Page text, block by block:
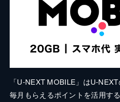
「U-NEXT MOBILE」はU-
毎月もらえるポイントを活用す